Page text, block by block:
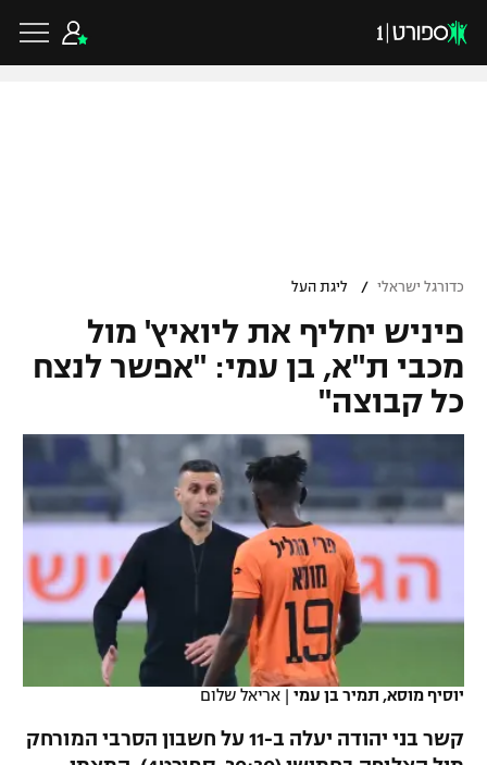
VOD
תוצאות
גביע הטוטו
ליגיונרים
גביע המדינה
נבחרת ישראל
מכבי חיפה
בית"ר ירושלים
ליגת האלופות
ליגה אירופית
ליגה אנגלית
ליגה איטלקית
ליגה צרפתית
ליגה הולנדית
ליגה טורקית
כדורסל ישראלי
ליגת ווינר סל
כדורסל נשים
מכבי תל אביב
כדורסל עולמי
יורוליג
יורוקאפ
ענפים נוספים
טניס
כדוריד
שחייה
ג'ודו
כדורגל ישראלי / ליגת העל
פיניש יחליף את ליואיץ' מול
מכבי ת"א, בן עמי: "אפשר לנצח
כל קבוצה"
יוסיף מוסא, תמיר בן עמי | אריאל שלום
קשר בני יהודה יעלה ב-11 על חשבון הסרבי המורחק